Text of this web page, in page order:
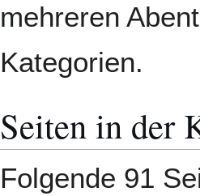
mehreren
Kategorien.
Seiten in der
Folgende 91